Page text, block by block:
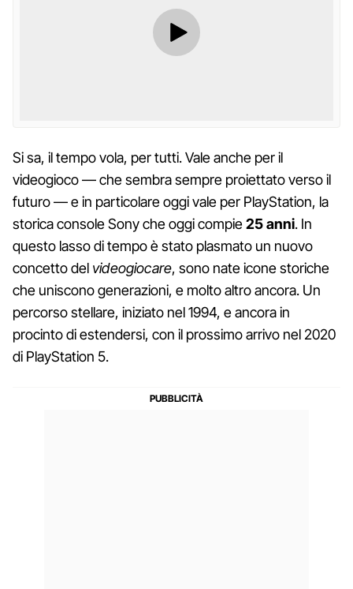
Si sa, il tempo vola, per tutti. Vale anche per il
videogioco — che sembra sempre proiettato verso il
futuro — e in particolare oggi vale per PlayStation, la
storica console Sony che oggi compie25 anni. In
questo lasso di tempo è stato plasmato un nuovo
concetto del videogiocare, sono nate icone storiche
che uniscono generazioni, e molto altro ancora. Un
percorso stellare, iniziato nel 1994, e ancora in
procinto di estendersi, con il prossimo arrivo nel 2020
di PlayStation 5.